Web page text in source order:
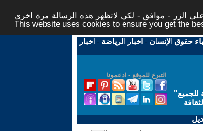
الزر - موافق - لكي لاتظهر هذه الرسالة مرة اخرى -
This website uses cookies to ensure you get the
حقوق الإنسان - اخبار الرياضة - اخبار
التبرع للموقع - ادعمونا
للجميع"